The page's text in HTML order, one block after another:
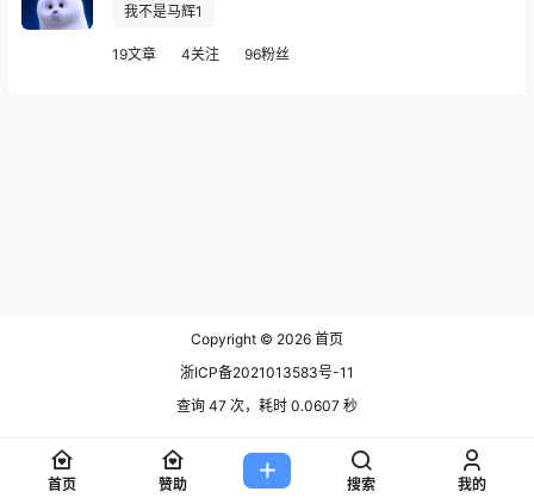
我不是马辉1
19文章 4关注 96粉丝
Copyright © 2026 首页
浙ICP备2021013583号-11
查询 47 次，耗时 0.0607 秒
首页 赞助 搜索 我的